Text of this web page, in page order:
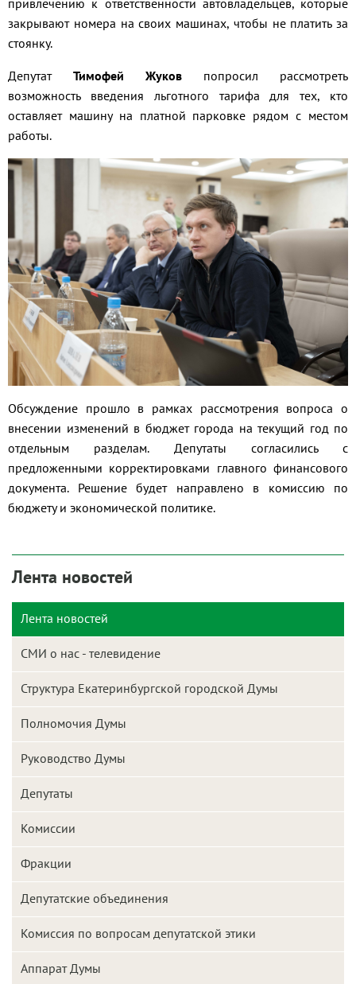
привлечению к ответственности автовладельцев, которые
закрывают номера на своих машинах, чтобы не платить за
стоянку.
Депутат Тимофей Жуков попросил рассмотреть
возможность введения льготного тарифа для тех, кто
оставляет машину на платной парковке рядом с местом
работы.
Обсуждение прошло в рамках рассмотрения вопроса о
внесении изменений в бюджет города на текущий год по
отдельным разделам. Депутаты согласились с
предложенными корректировками главного финансового
документа. Решение будет направлено в комиссию по
бюджету и экономической политике.
Лента новостей
Лента новостей
СМИ о нас - телевидение
Структура Екатеринбургской городской Думы
Полномочия Думы
Руководство Думы
Депутаты
Комиссии
Фракции
Депутатские объединения
Комиссия по вопросам депутатской этики
Аппарат Думы